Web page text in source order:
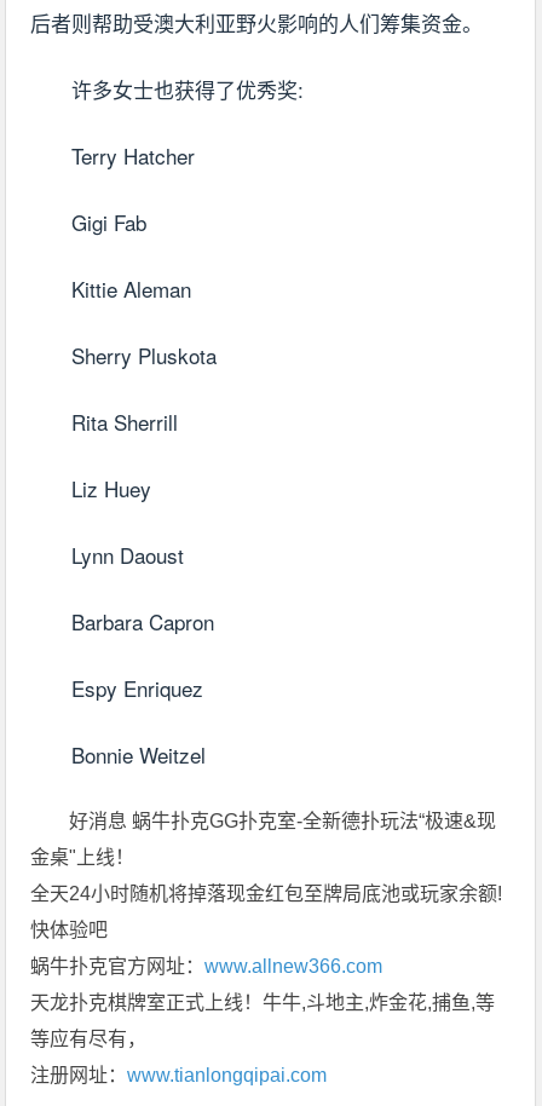
后者则帮助受澳大利亚野火影响的人们筹集资金。
许多女士也获得了优秀奖:
Terry Hatcher
Gigi Fab
Kittie Aleman
Sherry Pluskota
Rita Sherrill
Liz Huey
Lynn Daoust
Barbara Capron
Espy Enriquez
Bonnie Weitzel
好消息 蜗牛扑克GG扑克室-全新德扑玩法“极速&现
金桌"上线！
全天24小时随机将掉落现金红包至牌局底池或玩家余额!
快体验吧
蜗牛扑克官方网址：www.allnew366.com
天龙扑克棋牌室正式上线！牛牛,斗地主,炸金花,捕鱼,等
等应有尽有，
注册网址：www.tianlongqipai.com